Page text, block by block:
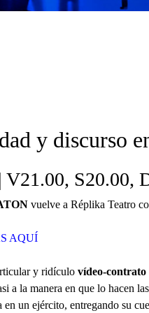
y discurso
V21.00, S20.00,
vuelve a Réplika Teatro
AQUÍ
y ridículo vídeo-contrato
a la manera en que lo hacen
en un ejército, entregando su